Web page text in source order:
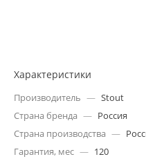
Характеристики
Производитель — Stout
Страна бренда — Россия
Страна производства —
Гарантия, мес — 120